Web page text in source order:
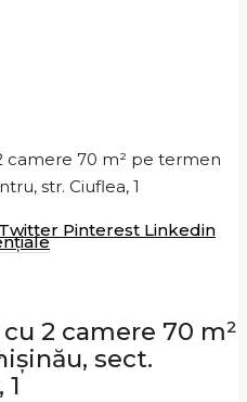
camere 70 m² pe termen
str. Ciuflea, 1
Twitter Pinterest Linkedin
2 camere 70 m²
sect.